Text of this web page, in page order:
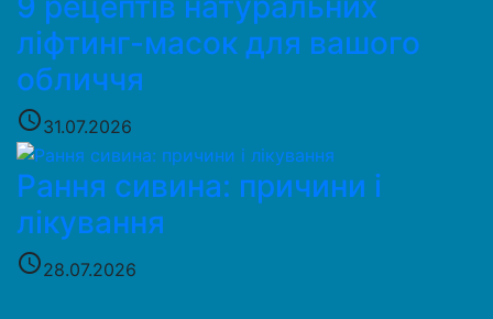
ліфтинг-масок для вашого
обличчя
access_time31.07.2026
Рання сивина: причини і
лікування
access_time28.07.2026